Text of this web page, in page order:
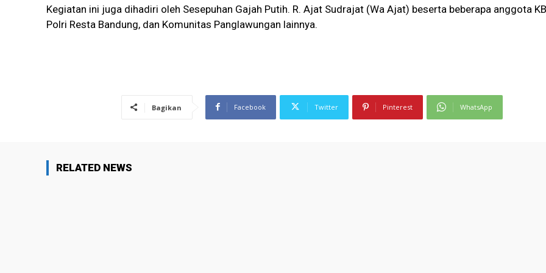
Kegiatan ini juga dihadiri oleh Sesepuhan Gajah Putih. R. Ajat Sudrajat (Wa Ajat) beserta beberapa anggota
Polri Resta Bandung, dan Komunitas Panglawungan lainnya.
Bagikan Facebook Twitter Pinterest WhatsApp
RELATED NEWS